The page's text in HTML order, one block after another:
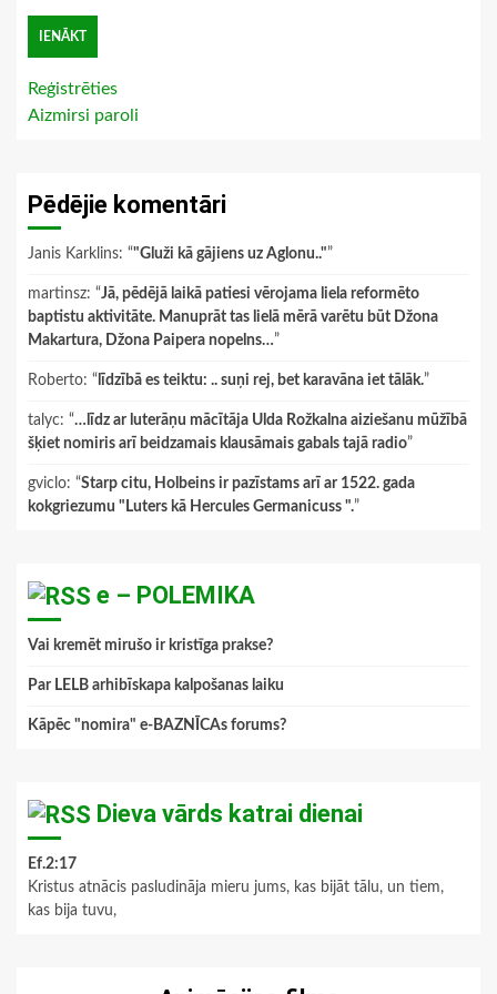
Reģistrēties
Aizmirsi paroli
Pēdējie komentāri
Janis Karklins: “"Gluži kā gājiens uz Aglonu.."”
martinsz: “Jā, pēdējā laikā patiesi vērojama liela reformēto
baptistu aktivitāte. Manuprāt tas lielā mērā varētu būt Džona
Makartura, Džona Paipera nopelns…”
Roberto: “ līdzībā es teiktu: .. suņi rej, bet karavāna iet tālāk.”
talyc: “…līdz ar luterāņu mācītāja Ulda Rožkalna aiziešanu mūžībā
šķiet nomiris arī beidzamais klausāmais gabals tajā radio”
gviclo: “Starp citu, Holbeins ir pazīstams arī ar 1522. gada
kokgriezumu "Luters kā Hercules Germanicuss ".”
e – POLEMIKA
Vai kremēt mirušo ir kristīga prakse?
Par LELB arhibīskapa kalpošanas laiku
Kāpēc "nomira" e-BAZNĪCAs forums?
Dieva vārds katrai dienai
Ef.2:17
Kristus atnācis pasludināja mieru jums, kas bijāt tālu, un tiem,
kas bija tuvu,